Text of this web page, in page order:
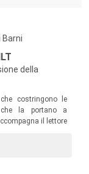
Barni
della
costringono le
che la portano a
il lettore
passaggio fra un